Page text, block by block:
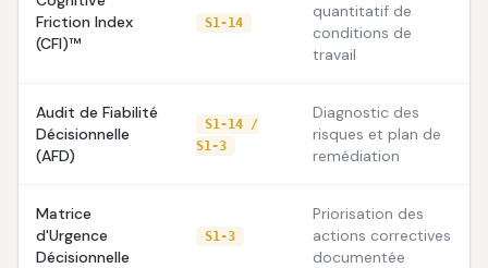
Friction Index
(CFI)™
S1-14
quantitatif de
conditions de
travail
Audit de Fiabilité
Décisionnelle
(AFD)
S1-14 /
S1-3
Diagnostic des
risques et plan de
remédiation
Matrice
d'Urgence
Décisionnelle
S1-3
Priorisation des
actions correctives
documentée